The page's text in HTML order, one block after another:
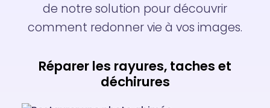
de notre solution pour découvrir
comment redonner vie à vos images.
Réparer les rayures, taches et
déchirures